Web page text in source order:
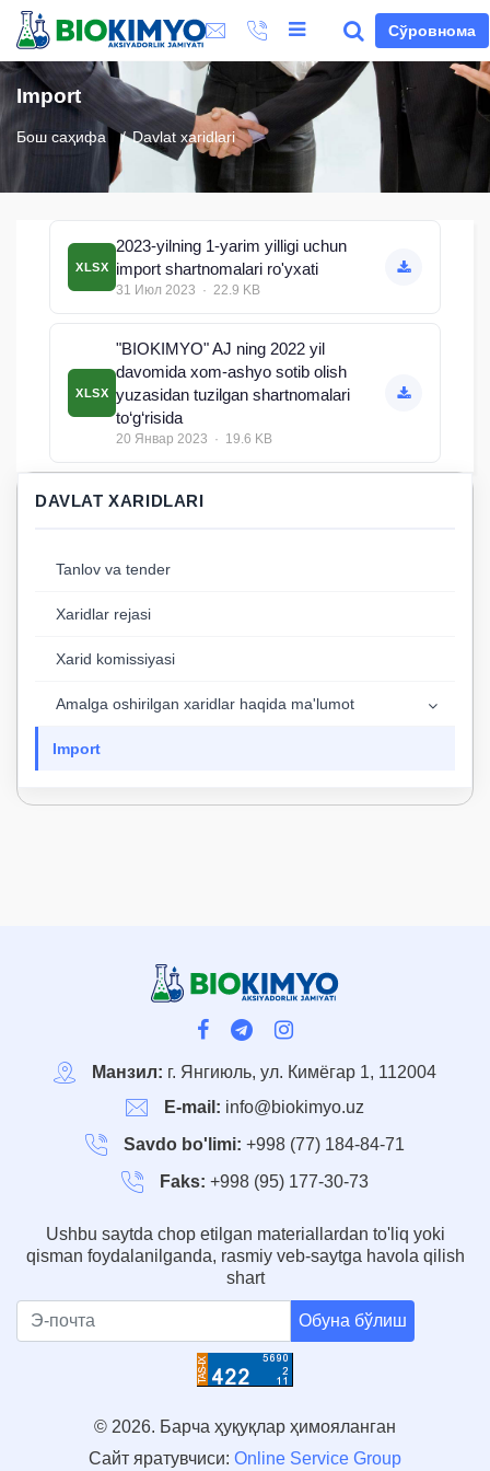
Сўровнома
Import
Бош саҳифа Davlat xaridlari
XLSX
2023-yilning 1-yarim yilligi uchun
import shartnomalari ro'yxati
31 Июл 2023 · 22.9 KB
XLSX
"BIOKIMYO" AJ ning 2022 yil
davomida xom-ashyo sotib olish
yuzasidan tuzilgan shartnomalari
to‘g‘risida
20 Январ 2023 · 19.6 KB
DAVLAT XARIDLARI
Tanlov va tender
Xaridlar rejasi
Xarid komissiyasi
Аmalga oshirilgan xaridlar haqida ma'lumot
Import
Манзил: г. Янгиюль, ул. Кимёгар 1, 112004
E-mail: info@biokimyo.uz
Savdo bo'limi: +998 (77) 184-84-71
Faks: +998 (95) 177-30-73
Ushbu saytda chop etilgan materiallardan to'liq yoki
qisman foydalanilganda, rasmiy veb-saytga havola qilish
shart
Обуна бўлиш
© 2026. Барча ҳуқуқлар ҳимояланган
Сайт яратувчиси: Online Service Group